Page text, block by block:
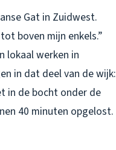
Gat in Zuidwest.
boven mijn enkels.”
lokaal werken in
in dat deel van de wijk:
in de bocht onder de
40 minuten opgelost.